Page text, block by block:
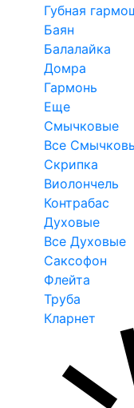
Губная
Баян
Балалайка
Домра
Гармонь
Еще
Смычковые
Все
Скрипка
Виолончель
Контрабас
Духовые
Все Духовые
Саксофон
Флейта
Труба
Кларнет